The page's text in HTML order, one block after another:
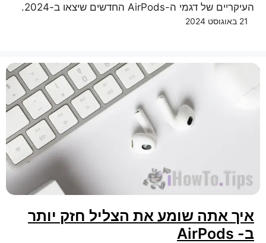
העיקריים של דגמי ה-AirPods החדשים שיצאו ב-2024.
21 באוגוסט 2024
איך אתה שומע את הצליל חזק יותר
ב- AirPods